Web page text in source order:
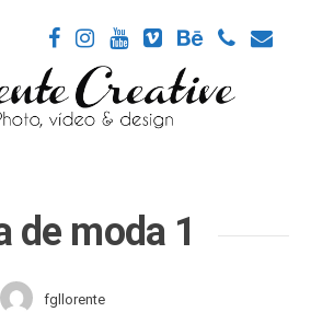
de moda 1
fgllorente